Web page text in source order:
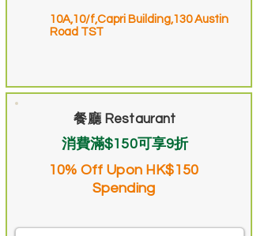
10A,10/f,Capri Building,130 Austin
Road TST
餐廳 Restaurant
消費滿$150可享9折
10% Off Upon HK$150
Spending